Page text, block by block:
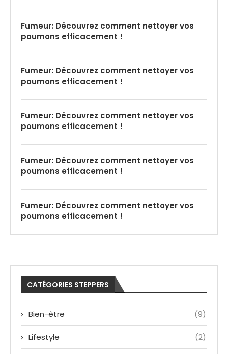
Fumeur: Découvrez comment nettoyer vos
poumons efficacement !
Fumeur: Découvrez comment nettoyer vos
poumons efficacement !
Fumeur: Découvrez comment nettoyer vos
poumons efficacement !
Fumeur: Découvrez comment nettoyer vos
poumons efficacement !
Fumeur: Découvrez comment nettoyer vos
poumons efficacement !
CATÉGORIES STEPPERS
Bien-être (9)
Lifestyle (2)